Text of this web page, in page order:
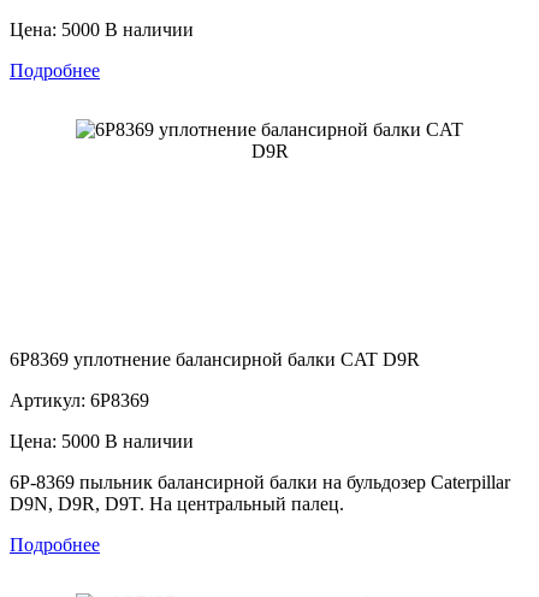
Цена: 5000 В наличии
Подробнее
6P8369 уплотнение балансирной балки CAT D9R
Артикул: 6P8369
Цена: 5000 В наличии
6P-8369 пыльник балансирной балки на бульдозер Caterpillar
D9N, D9R, D9T. На центральный палец.
Подробнее